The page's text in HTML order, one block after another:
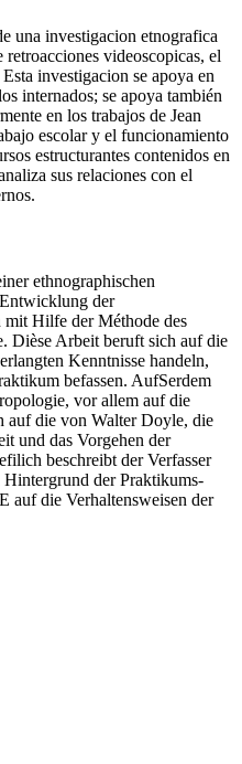
una investigacion etnografica
videoscopicas, el
investigacion se apoya en
internados; se apoya también
en los trabajos de Jean
escolar y el funcionamiento
estructurantes contenidos en
sus relaciones con el
ethnographischen
der
mit Hilfe der Méthode des
Dièse Arbeit beruft sich auf die
Kenntnisse handeln,
befassen. AufSerdem
vor allem auf die
auf die von Walter Doyle, die
und das Vorgehen der
beschreibt der Verfasser
der Praktikums-
auf die Verhaltensweisen der